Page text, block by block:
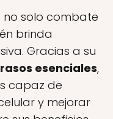
no solo combate
brinda
Gracias a su
esenciales,
capaz de
y mejorar